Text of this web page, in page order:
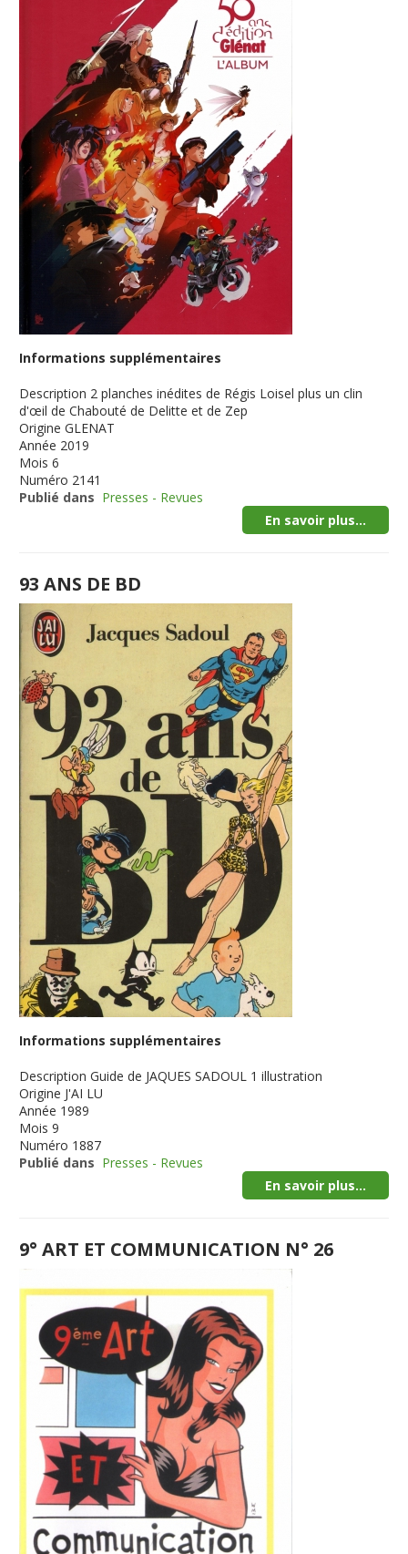
Informations supplémentaires
Description 2 planches inédites de Régis Loisel plus un clin
d'œil de Chabouté de Delitte et de Zep
Origine GLENAT
Année 2019
Mois 6
Numéro 2141
Publié dans Presses - Revues
En savoir plus...
93 ANS DE BD
Informations supplémentaires
Description Guide de JAQUES SADOUL 1 illustration
Origine J'AI LU
Année 1989
Mois 9
Numéro 1887
Publié dans Presses - Revues
En savoir plus...
9° ART ET COMMUNICATION N° 26